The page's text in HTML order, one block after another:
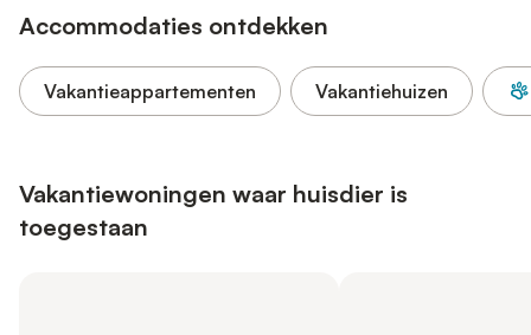
Accommodaties ontdekken
Vakantieappartementen Vakantiehuizen
Vakantiewoningen waar huisdier is
toegestaan